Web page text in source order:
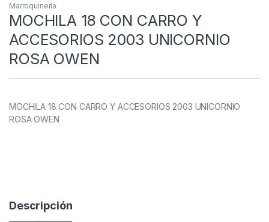
Marroquinería
MOCHILA 18 CON CARRO Y
ACCESORIOS 2003 UNICORNIO
ROSA OWEN
MOCHILA 18 CON CARRO Y ACCESORIOS 2003 UNICORNIO
ROSA OWEN
Descripción